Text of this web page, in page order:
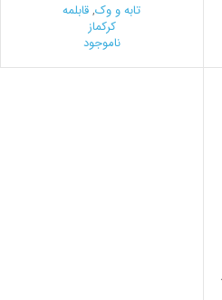
تابه و وک,قابلمه
کرکماز
ناموجود